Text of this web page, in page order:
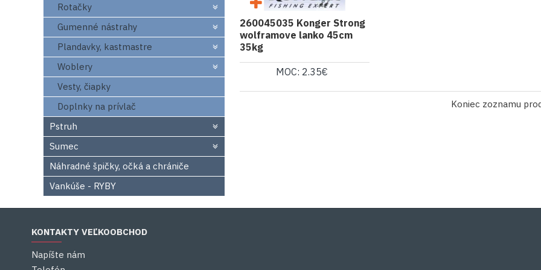
Rotačky
Gumenné nástrahy
Plandavky, kastmastre
Woblery
Vesty, čiapky
Doplnky na prívlač
Pstruh
Sumec
Náhradné špičky, očká a chrániče
Vankúše - RYBY
260045035 Konger Strong
wolframove lanko 45cm
35kg
MOC: 2.35€
Koniec zoznamu
KONTAKTY VEĽKOOBCHOD
Napíšte nám